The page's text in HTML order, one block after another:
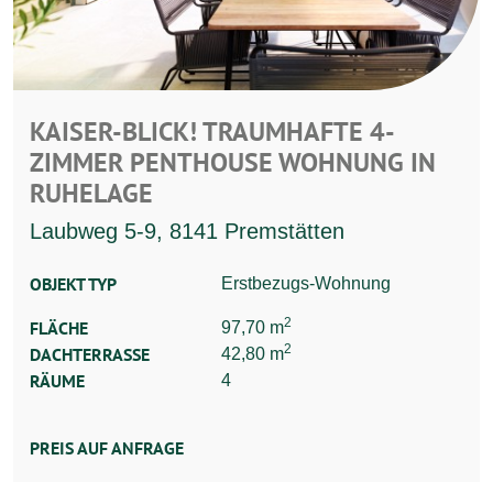
KAISER-BLICK! TRAUMHAFTE 4-
ZIMMER PENTHOUSE WOHNUNG IN
RUHELAGE
Laubweg 5-9, 8141 Premstätten
OBJEKT TYP Erstbezugs-Wohnung
FLÄCHE 97,70 m2
DACHTERRASSE 42,80 m2
RÄUME 4
PREIS AUF ANFRAGE